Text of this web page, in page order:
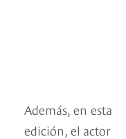
Además, en esta
edición, el actor